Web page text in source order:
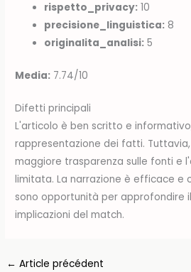
rispetto_privacy: 10
precisione_linguistica: 8
originalita_analisi: 5
Media: 7.74/10
Difetti principali
L'articolo è ben scritto e
rappresentazione dei fatti.
maggiore trasparenza sulle fonti e
limitata. La narrazione è efficace e
sono opportunità per approfondire
implicazioni del match.
← Article précédent